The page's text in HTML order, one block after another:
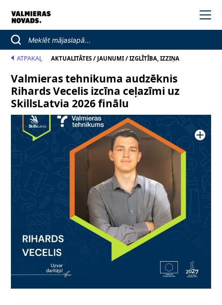
ATPAKAĻ AKTUALITĀTES/ JAUNUMI/ IZGLĪTĪBA, IZZIŅA
Valmieras tehnikuma audzēknis
Rihards Vecelis izcīna ceļazīmi uz
SkillsLatvia 2026 finālu